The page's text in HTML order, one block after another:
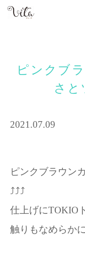
ピンクブ
さと
2021.07.09
ピンクブラウン
⤴︎⤴⤴︎
仕上げにTOKIO
触りもなめらか